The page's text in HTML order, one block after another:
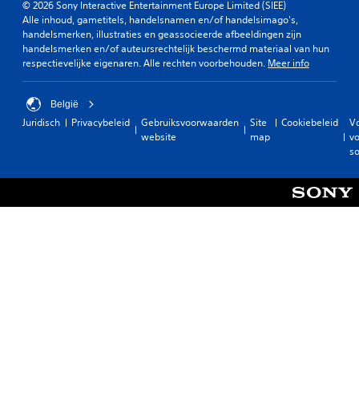
© 2026 Sony Interactive Entertainment Europe Limited (SIEE)
Alle inhoud, gametitels, handelsnamen en/of handelsimago's,
handelsmerken, illustraties en geassocieerde afbeeldingen zijn
handelsmerken en/of auteursrechtelijk beschermd materiaal van hun
respectievelijke eigenaren. Alle rechten voorbehouden. Meer info
België
Juridisch Privacybeleid
Gebruiksvoorwaarden
website
Site
map
Cookiebeleid